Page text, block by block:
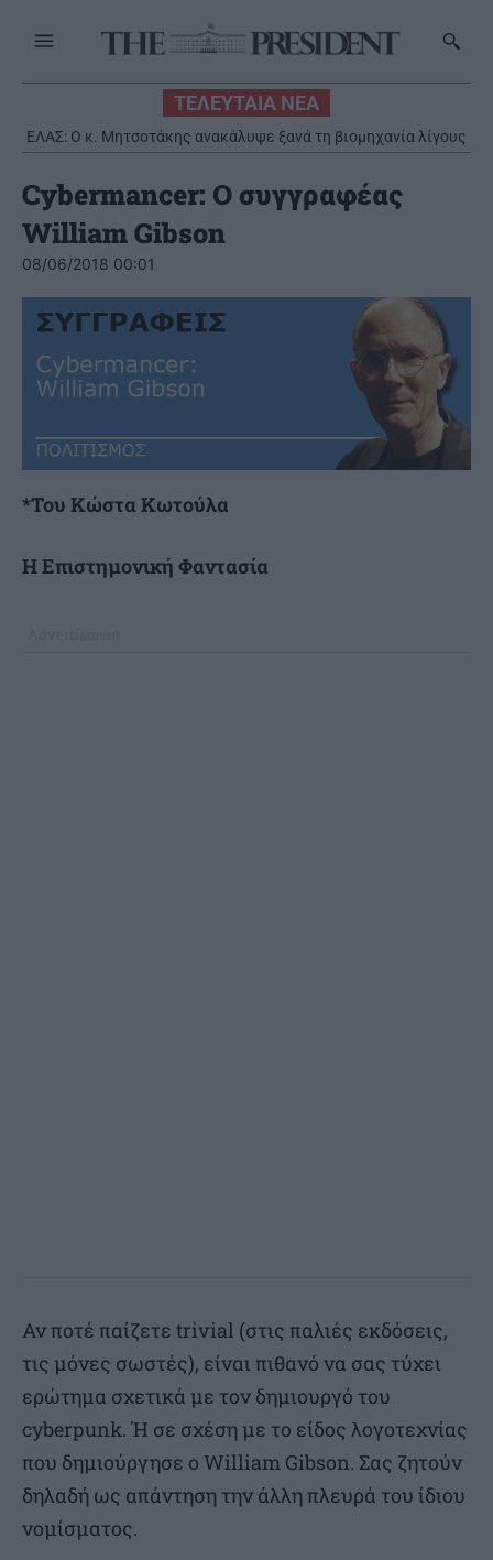
ΤΕΛΕΥΤΑΙΑ ΝΕΑ
ΕΛΑΣ: Ο κ. Μητσοτάκης ανακάλυψε ξανά τη βιομηχανία λίγους
μήνες πριν από τις εκλογές
Cybermancer: Ο συγγραφέας
William Gibson
08/06/2018 00:01
*Του Κώστα Κωτούλα
Η Επιστημονική Φαντασία
Αν ποτέ παίζετε trivial (στις παλιές εκδόσεις,
τις μόνες σωστές), είναι πιθανό να σας τύχει
ερώτημα σχετικά με τον δημιουργό του
cyberpunk. Ή σε σχέση με το είδος λογοτεχνίας
που δημιούργησε ο William Gibson. Σας ζητούν
δηλαδή ως απάντηση την άλλη πλευρά του ίδιου
νομίσματος.